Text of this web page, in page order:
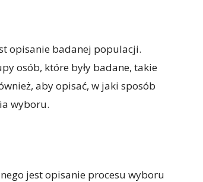
opisanie badanej populacji.
osób, które były badane, takie
aby opisać, w jaki sposób
wyboru.
jest opisanie procesu wyboru